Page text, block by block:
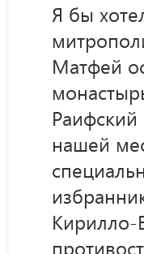
Я бы
Матфей
нашей
Кирилло-